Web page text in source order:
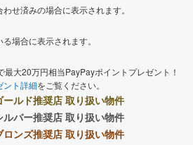
せ済みの場合に表示されます。
場合に表示されます。
最大20万円相当PayPayポイントプレゼント！
ント詳細をご覧ください。
ールド推奨店 取り扱い物件
ルバー推奨店 取り扱い物件
ロンズ推奨店 取り扱い物件